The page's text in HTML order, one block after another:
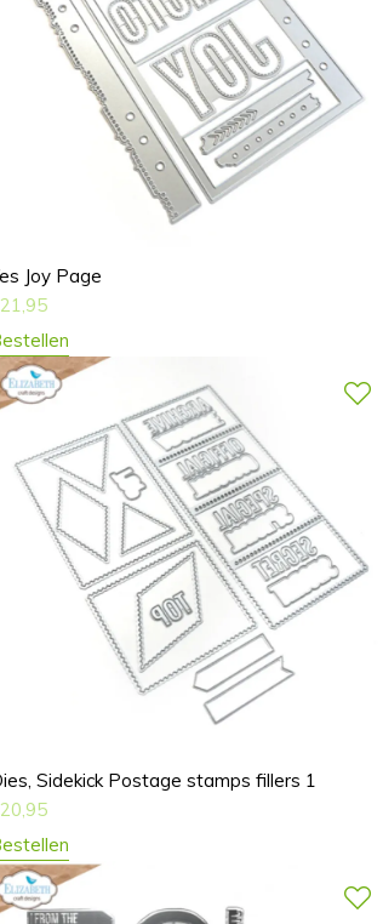
Joy Page
21,95
Sidekick Postage stamps fillers 1
20,95